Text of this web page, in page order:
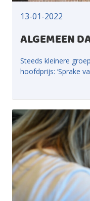
13-01-2022
ALGEMEEN
Steeds kleinere
hoofdprijs: ‘Sprake